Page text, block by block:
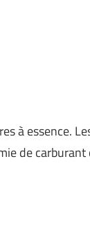
à essence.
de carburant